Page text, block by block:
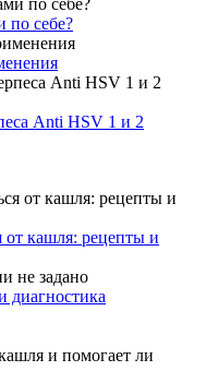
по себе?
Anti HSV 1 и 2
от кашля: рецепты и
диагностика